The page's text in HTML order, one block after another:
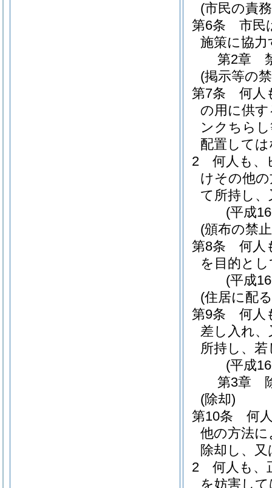
(市民の責
第6条
市民
施策に協
第2章
(掲示等の
第7条
何人
の用に供
ンクちら
配置して
2
何人も、
けその他
て所持し
(平成
(頒布の禁
第8条
何人
を目的と
(平成
(住居に配
第9条
何人
差し入れ
所持し、
(平成
第3章
(除却)
第10条
何
他の方法
除却し、
2
何人も、
を妨害し